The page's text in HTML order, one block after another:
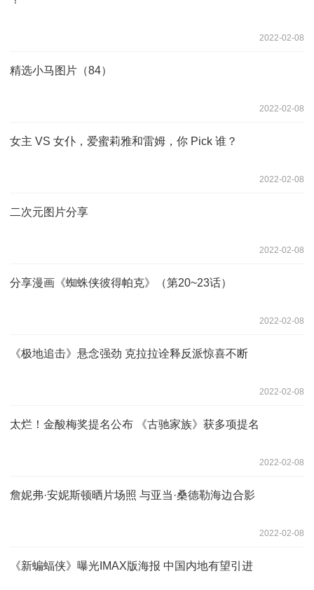
2022-02-08
精选小马图片（84）
2022-02-08
女主 VS 女仆，爱蜜莉雅和雷姆，你 Pick 谁？
2022-02-08
二次元图片分享
2022-02-08
分享漫画《蜘蛛侠彼得帕克》（第20~23话）
2022-02-08
《极地追击》悬念强劲 克拉拉诠释反派惊喜不断
2022-02-08
太烂！金酸梅奖提名公布 《古驰家族》获多项提名
2022-02-08
詹妮弗·安妮斯顿晒片场照 与亚当·桑德勒海边合影
2022-02-08
《新蝙蝠侠》曝光IMAX版海报 中国内地有望引进